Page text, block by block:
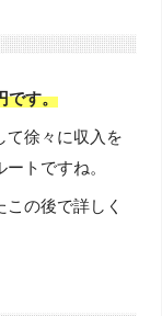
です。
て徐々に収入を
トですね。
の後で詳しく